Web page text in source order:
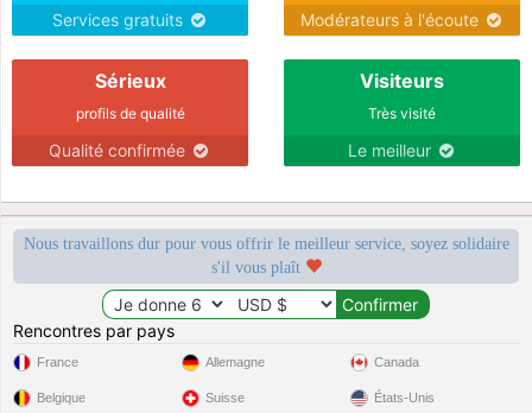
Services gratuits Modérateurs à l'écoute
Sérieux
profils de qualité
Qualité confirmée
Visiteurs
Très visité
Le meilleur
Nous travaillons dur pour vous offrir le meilleur service, soyez solidaire
s'il vous plaît
Rencontres par pays
France
Belgique
Allemagne
Suisse
Canada
États-Unis